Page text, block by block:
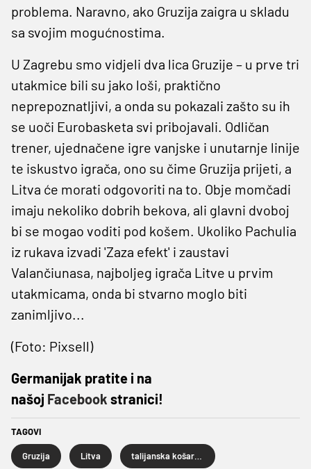
problema. Naravno, ako Gruzija zaigra u skladu
sa svojim mogućnostima.
U Zagrebu smo vidjeli dva lica Gruzije – u prve tri
utakmice bili su jako loši, praktično
neprepoznatljivi, a onda su pokazali zašto su ih
se uoči Eurobasketa svi pribojavali. Odličan
trener, ujednačene igre vanjske i unutarnje linije
te iskustvo igrača, ono su čime Gruzija prijeti, a
Litva će morati odgovoriti na to. Obje momčadi
imaju nekoliko dobrih bekova, ali glavni dvoboj
bi se mogao voditi pod košem. Ukoliko Pachulia
iz rukava izvadi 'Zaza efekt' i zaustavi
Valančiunasa, najboljeg igrača Litve u prvim
utakmicama, onda bi stvarno moglo biti
zanimljivo...
(Foto: Pixsell)
Germanijak pratite i na
našoj Facebook stranici!
TAGOVI
Gruzija Litva